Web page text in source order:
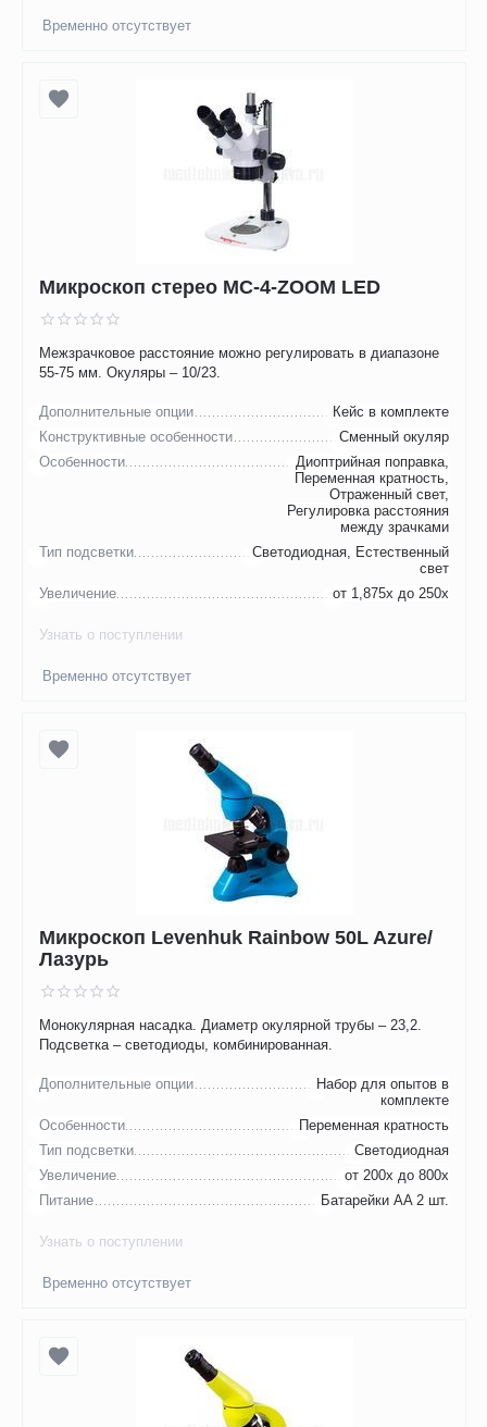
Временно отсутствует
Микроскоп стерео MC-4-ZOOM LED
Межзрачковое расстояние можно регулировать в диапазоне
55-75 мм. Окуляры – 10/23.
Дополнительные опции
Кейс в комплекте
Конструктивные особенности
Сменный окуляр
Особенности
Диоптрийная поправка,
Переменная кратность,
Отраженный свет,
Регулировка расстояния
между зрачками
Тип подсветки
Светодиодная, Естественный
свет
Увеличение
от 1,875х до 250х
Узнать о поступлении
Временно отсутствует
Микроскоп Levenhuk Rainbow 50L Azure/
Лазурь
Монокулярная насадка. Диаметр окулярной трубы – 23,2.
Подсветка – светодиоды, комбинированная.
Дополнительные опции
Набор для опытов в
комплекте
Особенности
Переменная кратность
Тип подсветки
Светодиодная
Увеличение
от 200х до 800х
Питание
Батарейки AA 2 шт.
Узнать о поступлении
Временно отсутствует